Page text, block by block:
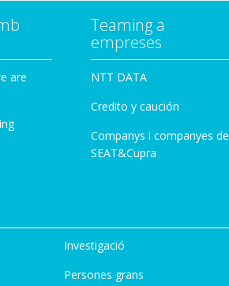
are
Teaming a
empreses
NTT DATA
Credito y caución
Companys i companyes de
SEAT&Cupra
Investigació
Persones grans